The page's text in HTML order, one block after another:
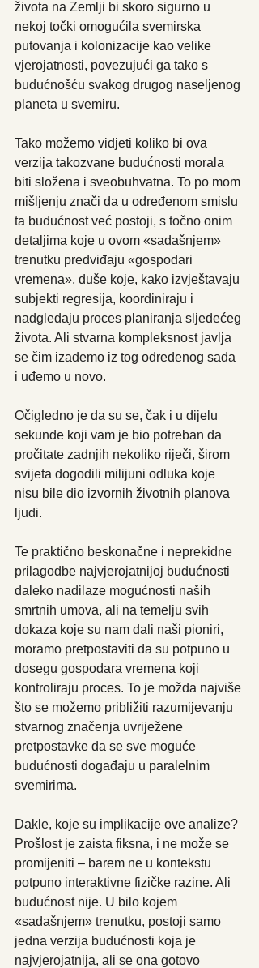
života na Zemlji bi skoro sigurno u
nekoj točki omogućila svemirska
putovanja i kolonizacije kao velike
vjerojatnosti, povezujući ga tako s
budućnošću svakog drugog naseljenog
planeta u svemiru.
Tako možemo vidjeti koliko bi ova
verzija takozvane budućnosti morala
biti složena i sveobuhvatna. To po mom
mišljenju znači da u određenom smislu
ta budućnost već postoji, s točno onim
detaljima koje u ovom «sadašnjem»
trenutku predviđaju «gospodari
vremena», duše koje, kako izvještavaju
subjekti regresija, koordiniraju i
nadgledaju proces planiranja sljedećeg
života. Ali stvarna kompleksnost javlja
se čim izađemo iz tog određenog sada
i uđemo u novo.
Očigledno je da su se, čak i u dijelu
sekunde koji vam je bio potreban da
pročitate zadnjih nekoliko riječi, širom
svijeta dogodili milijuni odluka koje
nisu bile dio izvornih životnih planova
ljudi.
Te praktično beskonačne i neprekidne
prilagodbe najvjerojatnijoj budućnosti
daleko nadilaze mogućnosti naših
smrtnih umova, ali na temelju svih
dokaza koje su nam dali naši pioniri,
moramo pretpostaviti da su potpuno u
dosegu gospodara vremena koji
kontroliraju proces. To je možda najviše
što se možemo približiti razumijevanju
stvarnog značenja uvriježene
pretpostavke da se sve moguće
budućnosti događaju u paralelnim
svemirima.
Dakle, koje su implikacije ove analize?
Prošlost je zaista fiksna, i ne može se
promijeniti – barem ne u kontekstu
potpuno interaktivne fizičke razine. Ali
budućnost nije. U bilo kojem
«sadašnjem» trenutku, postoji samo
jedna verzija budućnosti koja je
najvjerojatnija, ali se ona gotovo